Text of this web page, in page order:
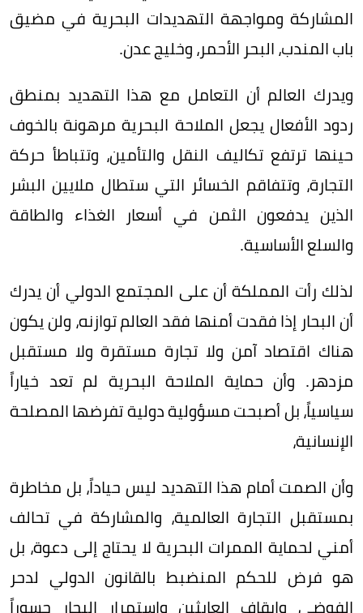
المشاركة ومواجهة التهديدات البحرية في مضيق
باب المندب، البحر الأحمر، وخليج عدن.
ويدرك العالم أن التعامل مع هذا التهديد بمنطق
ردود الأفعال يجعل الملاحة البحرية مرهونة بالخوف
حينها ترتفع تكاليف النقل والتأمين، وتتباطأ حركة
التجارة، وتتفاقم الخسائر التي ستطال ملايين البشر
الذين يدفعون الثمن في أسعار الغذاء والطاقة
والسلع الأساسية.
لذلك رأت المملكة أن على المجتمع الدولي أن يدرك
أن البحار إذا فقدت أمنها فقد العالم توازنه، ولن يكون
هناك اقتصاد آمن ولا تجارة مستقرة ولا مستقبل
مزدهر. وأن حماية الملاحة البحرية لم تعد خياراً
سياسياً، بل أصبحت مسؤولية دولية تفرضها المصلحة
الإنسانية،
وأن الصمت أمام هذا التهديد ليس حياداً، بل مخاطرة
بمستقبل التجارة العالمية، والمشاركة في تحالف
أمني لحماية الممرات البحرية لا يحتاج إلى دعوة، بل
هو فرض للحكم المنضبط بالقانون الدولي لدحر